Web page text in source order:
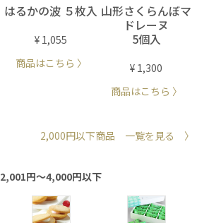
はるかの波 ５枚入
¥ 1,055
商品はこちら 〉
山形さくらんぼマ
ドレーヌ
5個入
¥ 1,300
商品はこちら 〉
2,000円以下商品 一覧を見る 〉
2,001円～4,000円以下